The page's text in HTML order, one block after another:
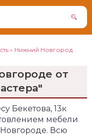
» Нижний Новгород
от
Бекетова, 13к
мебели
Всю